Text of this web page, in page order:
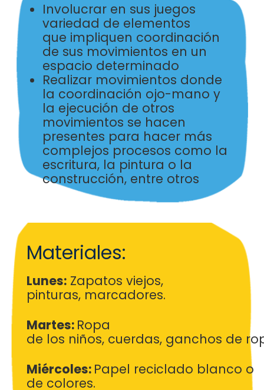
Involucrar en sus juegos
variedad de elementos
que impliquen coordinación
de sus movimientos en un
espacio determinado
Realizar movimientos donde
la coordinación ojo-mano y
la ejecución de otros
movimientos se hacen
presentes para hacer más
complejos procesos como la
escritura, la pintura o la
construcción, entre otros
Materiales:
Lunes: Zapatos viejos,
pinturas, marcadores.
Martes: Ropa
de los niños, cuerdas, ganchos de
Miércoles: Papel reciclado blanco o
de colores.